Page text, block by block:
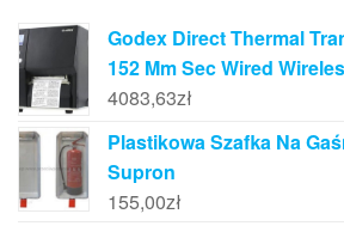
Godex Direct Thermal
152 Mm Sec Wired
4083,63zł
Plastikowa Szafka Na
Supron
155,00zł